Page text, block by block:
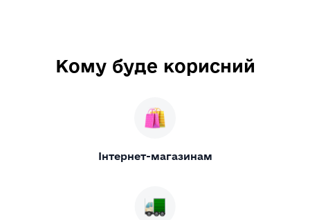
Кому буде корисний
Інтернет-магазинам